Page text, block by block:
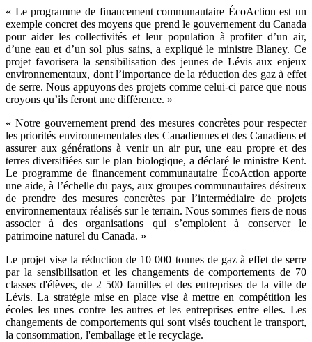
« Le programme de financement communautaire ÉcoAction est un
exemple concret des moyens que prend le gouvernement du Canada
pour aider les collectivités et leur population à profiter d’un air,
d’une eau et d’un sol plus sains, a expliqué le ministre Blaney. Ce
projet favorisera la sensibilisation des jeunes de Lévis aux enjeux
environnementaux, dont l’importance de la réduction des gaz à effet
de serre. Nous appuyons des projets comme celui-ci parce que nous
croyons qu’ils feront une différence. »
« Notre gouvernement prend des mesures concrètes pour respecter
les priorités environnementales des Canadiennes et des Canadiens et
assurer aux générations à venir un air pur, une eau propre et des
terres diversifiées sur le plan biologique, a déclaré le ministre Kent.
Le programme de financement communautaire ÉcoAction apporte
une aide, à l’échelle du pays, aux groupes communautaires désireux
de prendre des mesures concrètes par l’intermédiaire de projets
environnementaux réalisés sur le terrain. Nous sommes fiers de nous
associer à des organisations qui s’emploient à conserver le
patrimoine naturel du Canada. »
Le projet vise la réduction de 10 000 tonnes de gaz à effet de serre
par la sensibilisation et les changements de comportements de 70
classes d'élèves, de 2 500 familles et des entreprises de la ville de
Lévis. La stratégie mise en place vise à mettre en compétition les
écoles les unes contre les autres et les entreprises entre elles. Les
changements de comportements qui sont visés touchent le transport,
la consommation, l'emballage et le recyclage.